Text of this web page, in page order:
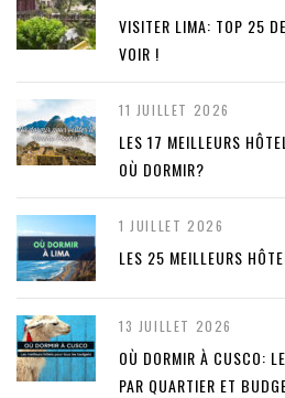
VISITER LIMA: TOP 25
VOIR !
11 JUILLET 2026
LES 17 MEILLEURS
OÙ DORMIR?
1 JUILLET 2026
LES 25 MEILLEURS
13 JUILLET 2026
OÙ DORMIR À CUSCO:
PAR QUARTIER ET